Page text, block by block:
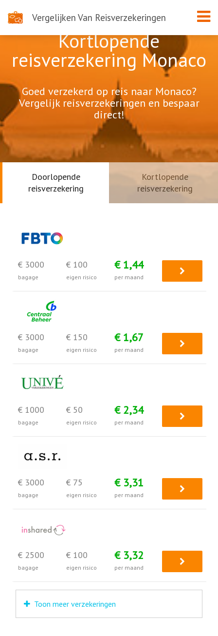
Vergelijken Van Reisverzekeringen
Kortlopende
reisverzekering Monaco
Goed verzekerd op reis naar Monaco?
Vergelijk reisverzekeringen en bespaar
direct!
Doorlopende
reisverzekering
Kortlopende
reisverzekering
€ 3000
bagage
€ 100
eigen risico
€ 1,44
per maand
€ 3000
bagage
€ 150
eigen risico
€ 1,67
per maand
€ 1000
bagage
€ 50
eigen risico
€ 2,34
per maand
€ 3000
bagage
€ 75
eigen risico
€ 3,31
per maand
€ 2500
bagage
€ 100
eigen risico
€ 3,32
per maand
Toon meer verzekeringen